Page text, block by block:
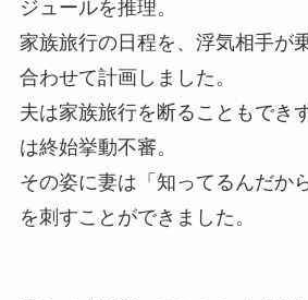
ジュールを推理。
家族旅行の日程を、浮気相手が
合わせて計画しました。
夫は家族旅行を断ることもでき
は終始挙動不審。
その姿に妻は「知ってるんだか
を刺すことができました。